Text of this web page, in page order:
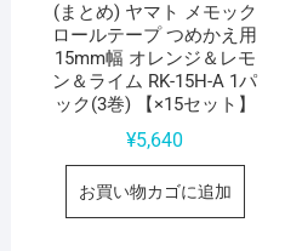
(まとめ) ヤマト メモック
ロールテープ つめかえ用
15mm幅 オレンジ＆レモ
ン＆ライム RK-15H-A 1パ
ック(3巻) 【×15セット】
¥5,640
お買い物カゴに追加